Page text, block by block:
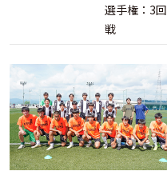
選手権：3回
戦